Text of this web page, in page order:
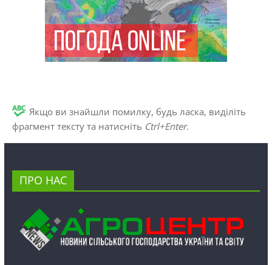
Якщо ви знайшли помилку, будь ласка, виділіть
фрагмент тексту та натисніть Ctrl+Enter.
ПРО НАС